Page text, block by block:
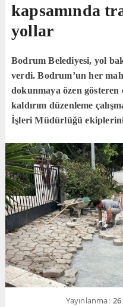
kapsamında
yollar
Bodrum Belediyesi, yol
verdi. Bodrum’un her
dokunmaya özen
kaldırım düzenleme
İşleri Müdürlüğü
Yayınlanma: